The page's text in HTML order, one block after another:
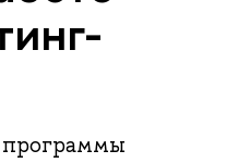
программы